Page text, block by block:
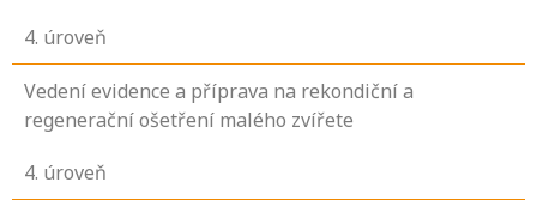
4. úroveň
Vedení evidence a příprava na rekondiční a
regenerační ošetření malého zvířete
4. úroveň